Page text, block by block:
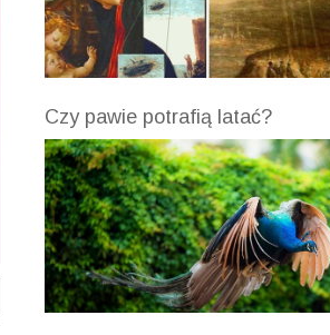
Czy pawie potrafią latać?